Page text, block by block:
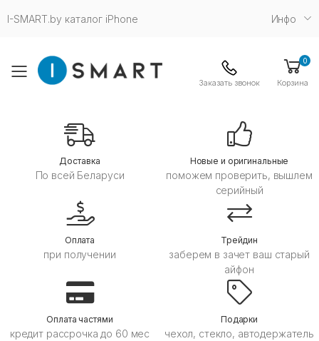
I-SMART.by каталог iPhone Инфо
Toggle mobile menuЗаказать звонок
0
Корзина
Дoставка
По всей Беларуси
Новые и оригинальные
поможем проверить, вышлем
серийный
Оплата
при получении
Трейдин
заберем в зачет ваш старый
айфон
Оплата частями
кредит рассрочка до 60 мес
Подарки
чехол, стекло, автодержатель